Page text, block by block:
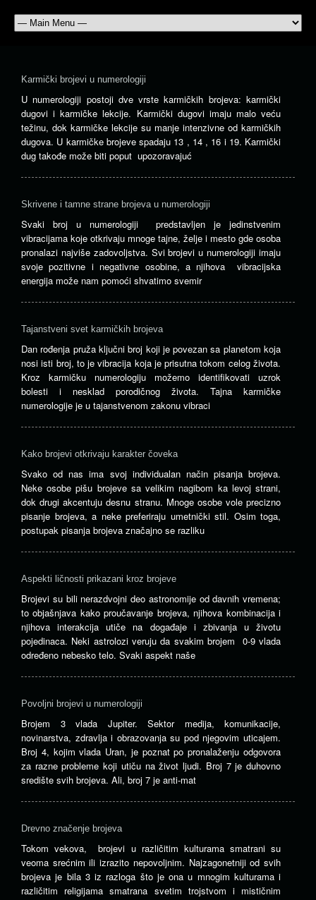
Karmički brojevi u numerologiji
U numerologiji postoji dve vrste karmičkih brojeva: karmički
dugovi i karmičke lekcije. Karmički dugovi imaju malo veću
težinu, dok karmičke lekcije su manje intenzivne od karmičkih
dugova. U karmičke brojeve spadaju 13 , 14 , 16 i 19. Karmički
dug takođe može biti poput upozoravajuć
Skrivene i tamne strane brojeva u numerologiji
Svaki broj u numerologiji predstavljen je jedinstvenim
vibracijama koje otkrivaju mnoge tajne, želje i mesto gde osoba
pronalazi najviše zadovoljstva. Svi brojevi u numerologiji imaju
svoje pozitivne i negativne osobine, a njihova vibracijska
energija može nam pomoći shvatimo svemir
Tajanstveni svet karmičkih brojeva
Dan rođenja pruža ključni broj koji je povezan sa planetom koja
nosi isti broj, to je vibracija koja je prisutna tokom celog života.
Kroz karmičku numerologiju možemo identifikovati uzrok
bolesti i nesklad porodičnog života. Tajna karmičke
numerologije je u tajanstvenom zakonu vibraci
Kako brojevi otkrivaju karakter čoveka
Svako od nas ima svoj individualan način pisanja brojeva.
Neke osobe pišu brojeve sa velikim nagibom ka levoj strani,
dok drugi akcentuju desnu stranu. Mnoge osobe vole precizno
pisanje brojeva, a neke preferiraju umetnički stil. Osim toga,
postupak pisanja brojeva značajno se razliku
Aspekti ličnosti prikazani kroz brojeve
Brojevi su bili nerazdvojni deo astronomije od davnih vremena;
to objašnjava kako proučavanje brojeva, njihova kombinacija i
njihova interakcija utiče na događaje i zbivanja u životu
pojedinaca. Neki astrolozi veruju da svakim brojem 0-9 vlada
određeno nebesko telo. Svaki aspekt naše
Povoljni brojevi u numerologiji
Brojem 3 vlada Jupiter. Sektor medija, komunikacije,
novinarstva, zdravlja i obrazovanja su pod njegovim uticajem.
Broj 4, kojim vlada Uran, je poznat po pronalaženju odgovora
za razne probleme koji utiču na život ljudi. Broj 7 je duhovno
središte svih brojeva. Ali, broj 7 je anti-mat
Drevno značenje brojeva
Tokom vekova, brojevi u različitim kulturama smatrani su
veoma srećnim ili izrazito nepovoljnim. Najzagonetniji od svih
brojeva je bila 3 iz razloga što je ona u mnogim kulturama i
različitim religijama smatrana svetim trojstvom i mističnim